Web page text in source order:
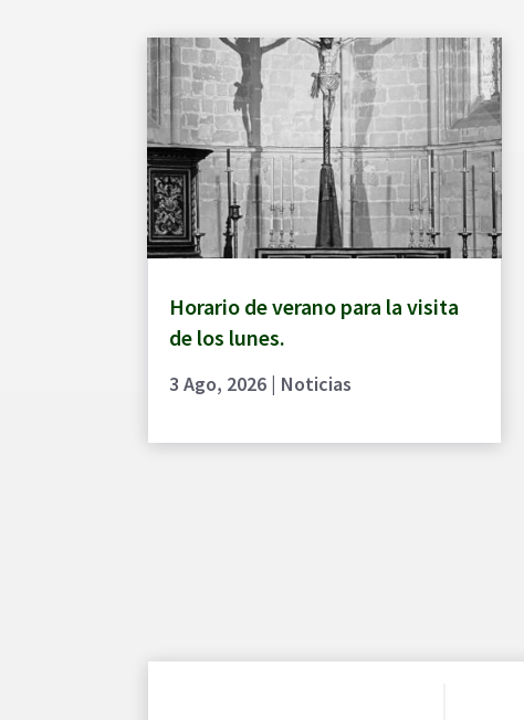
Horario de verano para la visita
de los lunes.
3 Ago, 2026 | Noticias